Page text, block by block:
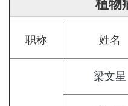
植物
职称 姓名
梁文星